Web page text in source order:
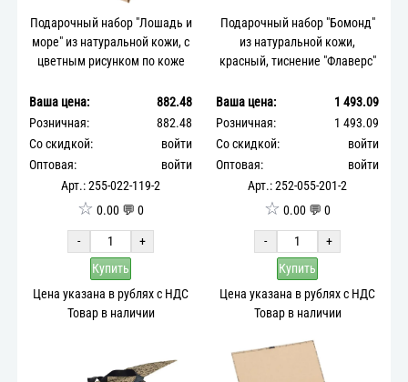
Подарочный набор "Лошадь и
море" из натуральной кожи, с
цветным рисунком по коже
Ваша цена:
882.48
Розничная:
882.48
Со скидкой:
войти
Оптовая:
войти
Арт.: 255-022-119-2
☆ 0.00 💬 0
-
+
Купить
Цена указана в рублях с НДС
Товар в наличии
Подарочный набор "Бомонд"
из натуральной кожи,
красный, тиснение "Флаверс"
Ваша цена:
1 493.09
Розничная:
1 493.09
Со скидкой:
войти
Оптовая:
войти
Арт.: 252-055-201-2
☆ 0.00 💬 0
-
+
Купить
Цена указана в рублях с НДС
Товар в наличии